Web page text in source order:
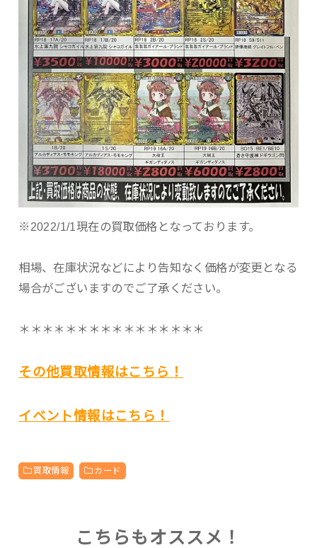
※2022/1/1現在の買取価格となっております。
相場、在庫状況などにより告知なく価格が変更となる
場合がございますのでご了承ください。
＊＊＊＊＊＊＊＊＊＊＊＊＊＊＊＊
その他買取情報はこちら！
イベント情報はこちら！
買取情報 カード
こちらもオススメ！